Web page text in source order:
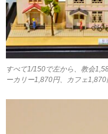
すべて1/150で左から、教会
ーカリー1,870円、カフェ1,870